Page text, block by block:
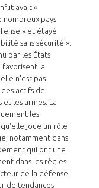
avait «
pays
» et étayé
sans sécurité ».
par les États
favorisent la
n'est pas
actifs de
les armes. La
les
joue un rôle
notamment dans
qui ont une
dans les règles
de la défense
de tendances